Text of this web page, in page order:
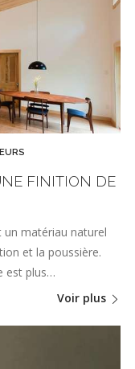
FINITION DE
un matériau naturel
et la poussière.
est plus…
Voir plus